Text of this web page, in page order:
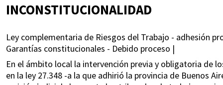
INCONSTITUCIONALIDAD
Ley complementaria de Riesgos del Trabajo - adhesión
Garantías constitucionales - Debido proceso |
En el ámbito local la intervención previa y obligatoria de
en la ley 27.348 -a la que adhirió la provincia de Buenos